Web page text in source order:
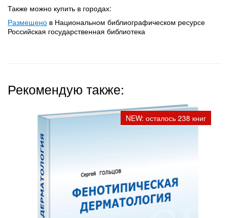
Также можно купить в городах:
Размещено в Национальном библиографическом ресурсе
Российская государственная библиотека
Рекомендую также:
NEW: осталось 238 книг